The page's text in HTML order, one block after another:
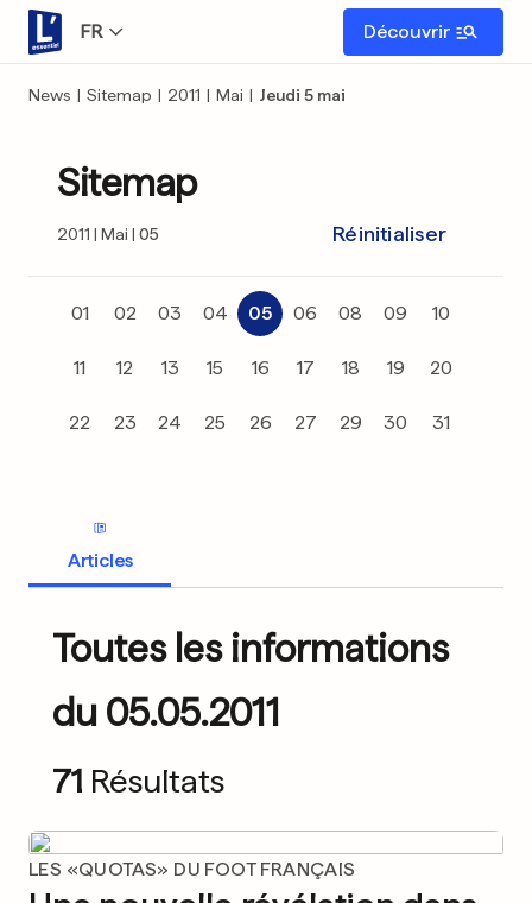
FR Découvrir
News | Sitemap | 2011 | Mai | Jeudi 5 mai
Sitemap
2011 Mai 05 Réinitialiser
01 02 03 04 05 06 08 09 10
11 12 13 15 16 17 18 19 20
22 23 24 25 26 27 29 30 31
Articles
Toutes les informations
du 05.05.2011
71 Résultats
LES «QUOTAS» DU FOOT FRANÇAIS